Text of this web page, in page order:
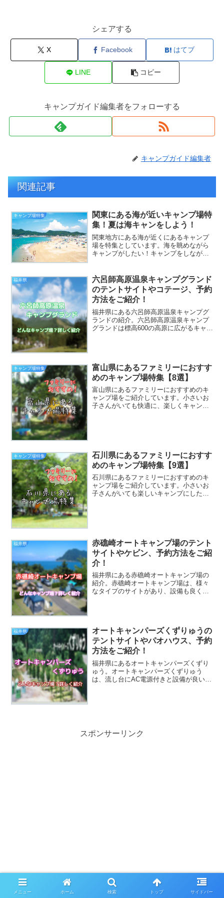
シェアする
X Facebook はてブ
LINE コピー
キャンプガイド編集者をフォローする
キャンプガイド編集者
関連記事
キャンプ場特集
関東にある海が近いキャンプ場特
集！夏は海キャンをしよう！
関東地方にある海が近くにあるキャンプ
場を特集としています。海を眺めながら
キャンプがしたい！キャンプをしながら
なる場合があるので、行く際は直接キャ
ンプ場にお問い合わせする...
福井県
六呂師高原温泉キャンプグランド
のテントサイトやコテージ、予約
方法をご紹介！
福井県にある六呂師高原温泉キャンプグ
ランドの紹介。六呂師高原温泉キャンプ
グランドは標高600の高原に広がるキャン
キャンプ場特集
富山県にあるファミリーにおすす
めのキャンプ場特集【8選】
富山県にあるファミリーにおすすめのキ
ャンプ場をご紹介しています。小さいお
子さんがいても快適に、楽しくキャンプ
キャンプ場特集
石川県にあるファミリーにおすす
めのキャンプ場特集【9選】
石川県にあるファミリーにおすすめのキ
ャンプ場をご紹介しています。小さいお
子さんがいても楽しいキャンプにしたい
福井県
赤礁崎オートキャンプ場のテント
サイトやケビン、予約方法をご紹
介！
福井県にある赤礁崎オートキャンプ場の
紹介。赤礁崎オートキャンプ場は、様々
なタイプのサイトがあり、設備も良くサ
福井県
オートキャンパーズくずりゅうの
テントサイトやパオハウス、予約
方法をご紹介！
福井県にあるオートキャンパーズくずり
ゅう。オートキャンパーズくずりゅう
は、流し台にAC電源付きと設備が良い高
スポンサーリンク
メニュー ホーム 検索 トップ サイドバー